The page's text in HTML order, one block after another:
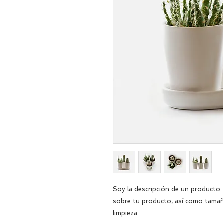
Soy la descripción de un
sobre tu producto, así como
limpieza.